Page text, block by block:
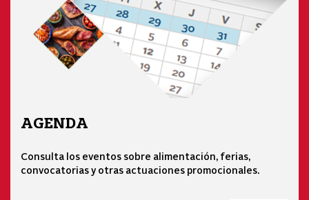
AGENDA
Consulta los eventos sobre alimentación, ferias,
convocatorias y otras actuaciones promocionales.